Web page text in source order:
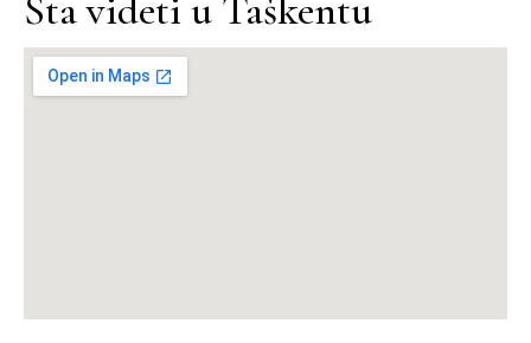
Šta videti u Taškentu